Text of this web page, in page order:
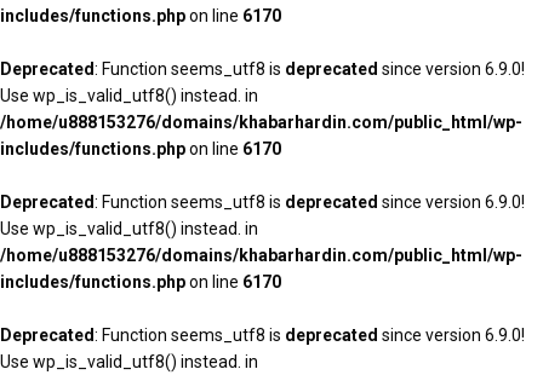
includes/functions.phpon line 6170
Deprecated: Function seems_utf8 is deprecated since version 6.9.0!
Use wp_is_valid_utf8() instead. in
/home/u888153276/domains/khabarhardin.com/public_html/wp-
includes/functions.phpon line 6170
Deprecated: Function seems_utf8 is deprecated since version 6.9.0!
Use wp_is_valid_utf8() instead. in
/home/u888153276/domains/khabarhardin.com/public_html/wp-
includes/functions.phpon line 6170
Deprecated: Function seems_utf8 is deprecated since version 6.9.0!
Use wp_is_valid_utf8() instead. in